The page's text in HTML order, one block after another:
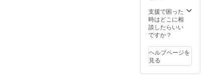
存料・
着色料
は一切
使用し
せん。
・妊娠
中の人
も安心
茶と
は、
（弊社
ではく
茶葉の
みを使
用） く
ま笹を
ンの
チャイ
に仕上
げまし
※「原材
料及び
添加物
等の食
クロー
ブ、カ
ルダモ
ンのス
をお好
みに合
わせて
配合。
支援で困った
時はどこに相
談したらいい
ですか？
ヘルプページを
見る